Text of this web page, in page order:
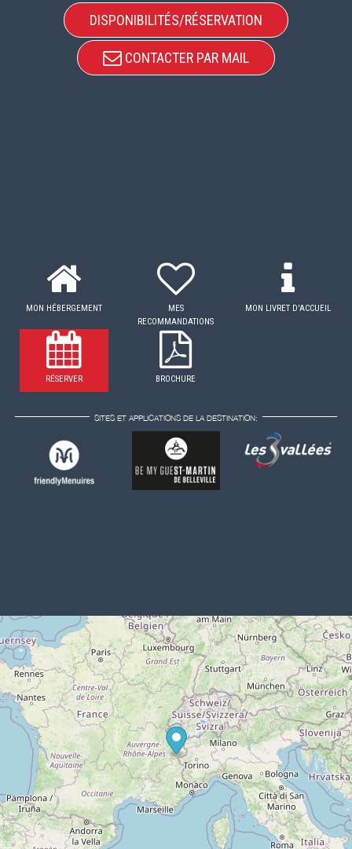
DISPONIBILITÉS/RÉSERVATION
CONTACTER PAR MAIL
MON HÉBERGEMENT
MES
RECOMMANDATIONS
MON LIVRET D'ACCUEIL
RÉSERVER BROCHURE
SITES ET APPLICATIONS DE LA DESTINATION: